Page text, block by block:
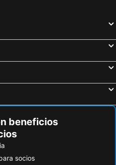
Hoteles en Tsitsikamma National Park
beneficios
socios